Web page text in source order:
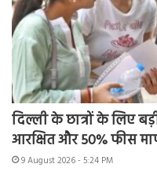
दिल्ली के छात्रों के लिए
आरक्षित और 50% फीस
9 August 2026 - 5:24 PM